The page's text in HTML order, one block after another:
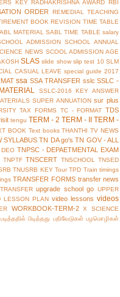
KEY RADHAKRISHNA AWARD RBI
ORDER
REMEDIAL TEACHING
BOOK REVISION TIME TABLE
MATERIAL SABL TIME TABLE salary
ADMISSION SCHOOL ANNUAL
NEWS SCOOL ADMISSION AGE
SLAS slide show slip test 10 SLM
CASUAL LEAVE special guide 2017
ssa SSA TRANSFER sslc SSLC -
SSLC-2016 KEY ANSWER
SUPER ANNUATION sur plus
TAX FORMS TC - FORMAT TDS
tengu TERM - 2 TERM - II
TERM -
BOOK Text books THANTHI TV NEWS
SYLLABUS TN DA go's TN GOV - ALL
TNPSC - DEPAETMENTAL EXAM
TNPTF TNSCERT TNSCHOOL TNSED
TNUSRB KEY Tour TPD Train timings
TRANSFER FORMS transfer news
upgrade school go UPPER
LESSON PLAN video lessons videos
WORKBOOK-TERM-2
X SCIENCE
படித்ததில் பிடித்தது பதிவேடுகள் பழமொழிகள்